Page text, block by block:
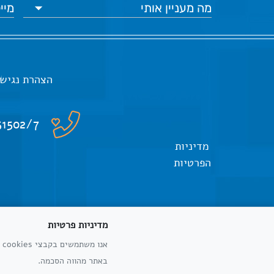
הצהרת
7
מדיניות
הפרטיות
מדיניות פרטיות
באתר מהווה הסכמה.